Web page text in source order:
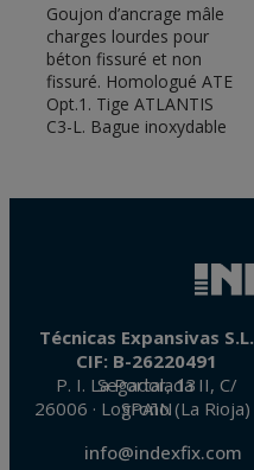
Goujon d’ancrage mâle
charges lourdes pour
béton fissuré et non
fissuré. Homologué ATE
Opt.1. Tige ATLANTIS
C3-L. Bague inoxydable
Técnicas Expansivas S.L.
CIF: B-26220491
P. I. La Portalada II, C/ Segador, 13
26006 · Logroño (La Rioja) · SPAIN
info@indexfix.com